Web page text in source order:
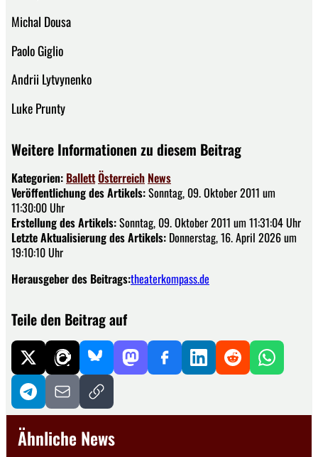
Michal Dousa
Paolo Giglio
Andrii Lytvynenko
Luke Prunty
Weitere Informationen zu diesem Beitrag
Kategorien: BallettÖsterreich News
Veröffentlichung des Artikels:Sonntag, 09. Oktober 2011 um
11:30:00 Uhr
Erstellung des Artikels:Sonntag, 09. Oktober 2011 um 11:31:04 Uhr
Letzte Aktualisierung des Artikels: Donnerstag, 16. April 2026 um
19:10:10 Uhr
Herausgeber des Beitrags:theaterkompass.de
Teile den Beitrag auf
Ähnliche News